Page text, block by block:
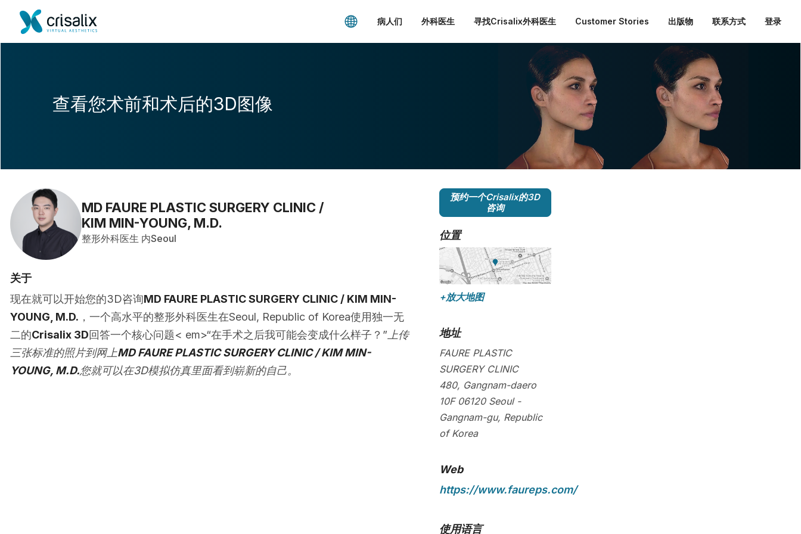
病人们 外科医生 寻找Crisalix外科医生 Customer Stories 出版物 联系方式 登录
查看您术前和术后的3D图像
MD FAURE PLASTIC SURGERY CLINIC /
KIM MIN-YOUNG, M.D.
整形外科医生 内Seoul
关于
现在就可以开始您的3D咨询MD FAURE PLASTIC SURGERY CLINIC / KIM MIN-
YOUNG, M.D. ，一个高水平的整形外科医生在Seoul, Republic of Korea使用独一无
二的Crisalix 3D回答一个核心问题< em>“在手术之后我可能会变成什么样子？” 上传
三张标准的照片到网上MD FAURE PLASTIC SURGERY CLINIC / KIM MIN-
YOUNG, M.D.您就可以在3D模拟仿真里面看到崭新的自己。
预约一个Crisalix的3D
咨询
位置
+放大地图
地址
FAURE PLASTIC
SURGERY CLINIC
480, Gangnam-daero
10F 06120 Seoul-
Gangnam-gu, Republic
of Korea
Web
https://www.faureps.com/
使用语言